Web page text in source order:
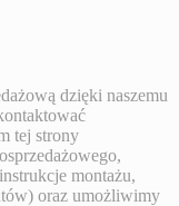
dzięki naszemu
tej strony
montażu,
oraz umożliwimy